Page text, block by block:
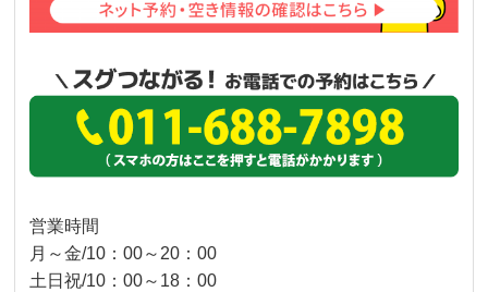
営業時間
月～金/10：00～20：00
土日祝/10：00～18：00